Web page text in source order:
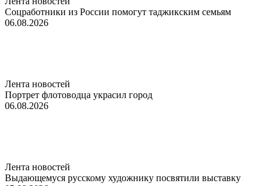
Соцработники из России помогут таджикским семьям
06.08.2026
Лента новостей
Портрет флотоводца украсил город
06.08.2026
Лента новостей
Выдающемуся русскому художнику посвятили выставку